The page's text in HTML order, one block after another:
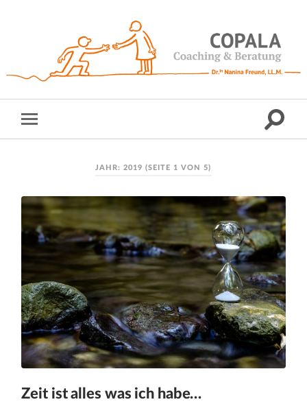
JAHR:2019 (SEITE 1 VON 5)
Zeit ist alles was ich habe…